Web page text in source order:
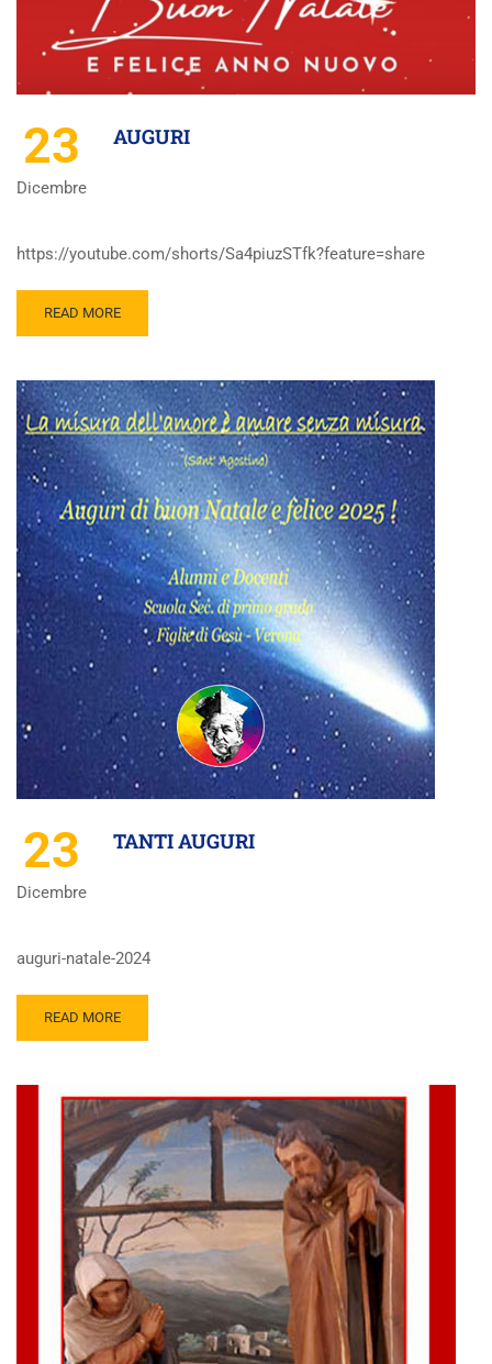
23
Dicembre
AUGURI
https://youtube.com/shorts/Sa4piuzSTfk?feature=share
READ MORE
23
Dicembre
TANTI AUGURI
auguri-natale-2024
READ MORE